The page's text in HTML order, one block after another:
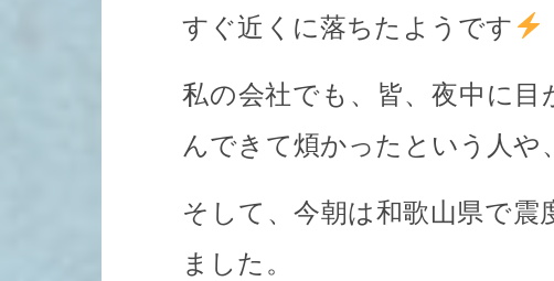
すぐ近くに落ちたようです
私の会社でも、皆、夜中に
んできて煩かったという人
そして、今朝は和歌山県で
ました。